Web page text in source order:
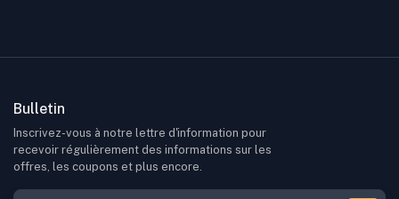
Bulletin
Inscrivez-vous à notre lettre d'information pour
recevoir régulièrement des informations sur les
offres, les coupons et plus encore.